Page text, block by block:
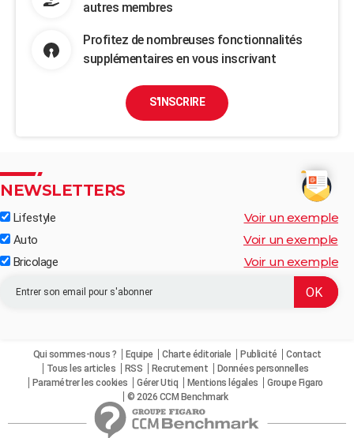
autres membres
Profitez de nombreuses fonctionnalités
supplémentaires en vous inscrivant
S'INSCRIRE
NEWSLETTERS
Lifestyle Voir un exemple
Auto Voir un exemple
Bricolage Voir un exemple
Qui sommes-nous ? Equipe Charte éditoriale Publicité
Contact
Tous les articles
RSS Recrutement
Données personnelles
Paramétrer les cookies
Gérer Utiq Mentions légales
Groupe Figaro
© 2026 CCM Benchmark